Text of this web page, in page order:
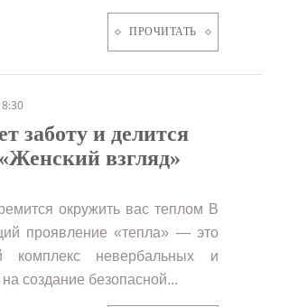
ПРОЧИТАТЬ
заботу и делится
взгляд»
окружить вас теплом В
проявление «тепла» — это
невербальных и
создание безопасной...